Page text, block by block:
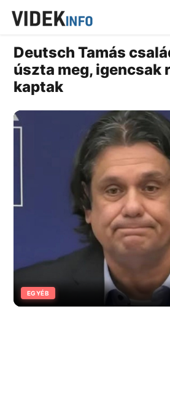
Deutsch Tamás
úszta meg, igencsak
kaptak
EGYÉB